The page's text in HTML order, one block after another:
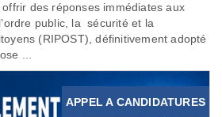
des réponses immédiates aux
public, la sécurité et la
(RIPOST), définitivement adopté
...
APPEL A CANDIDATURES